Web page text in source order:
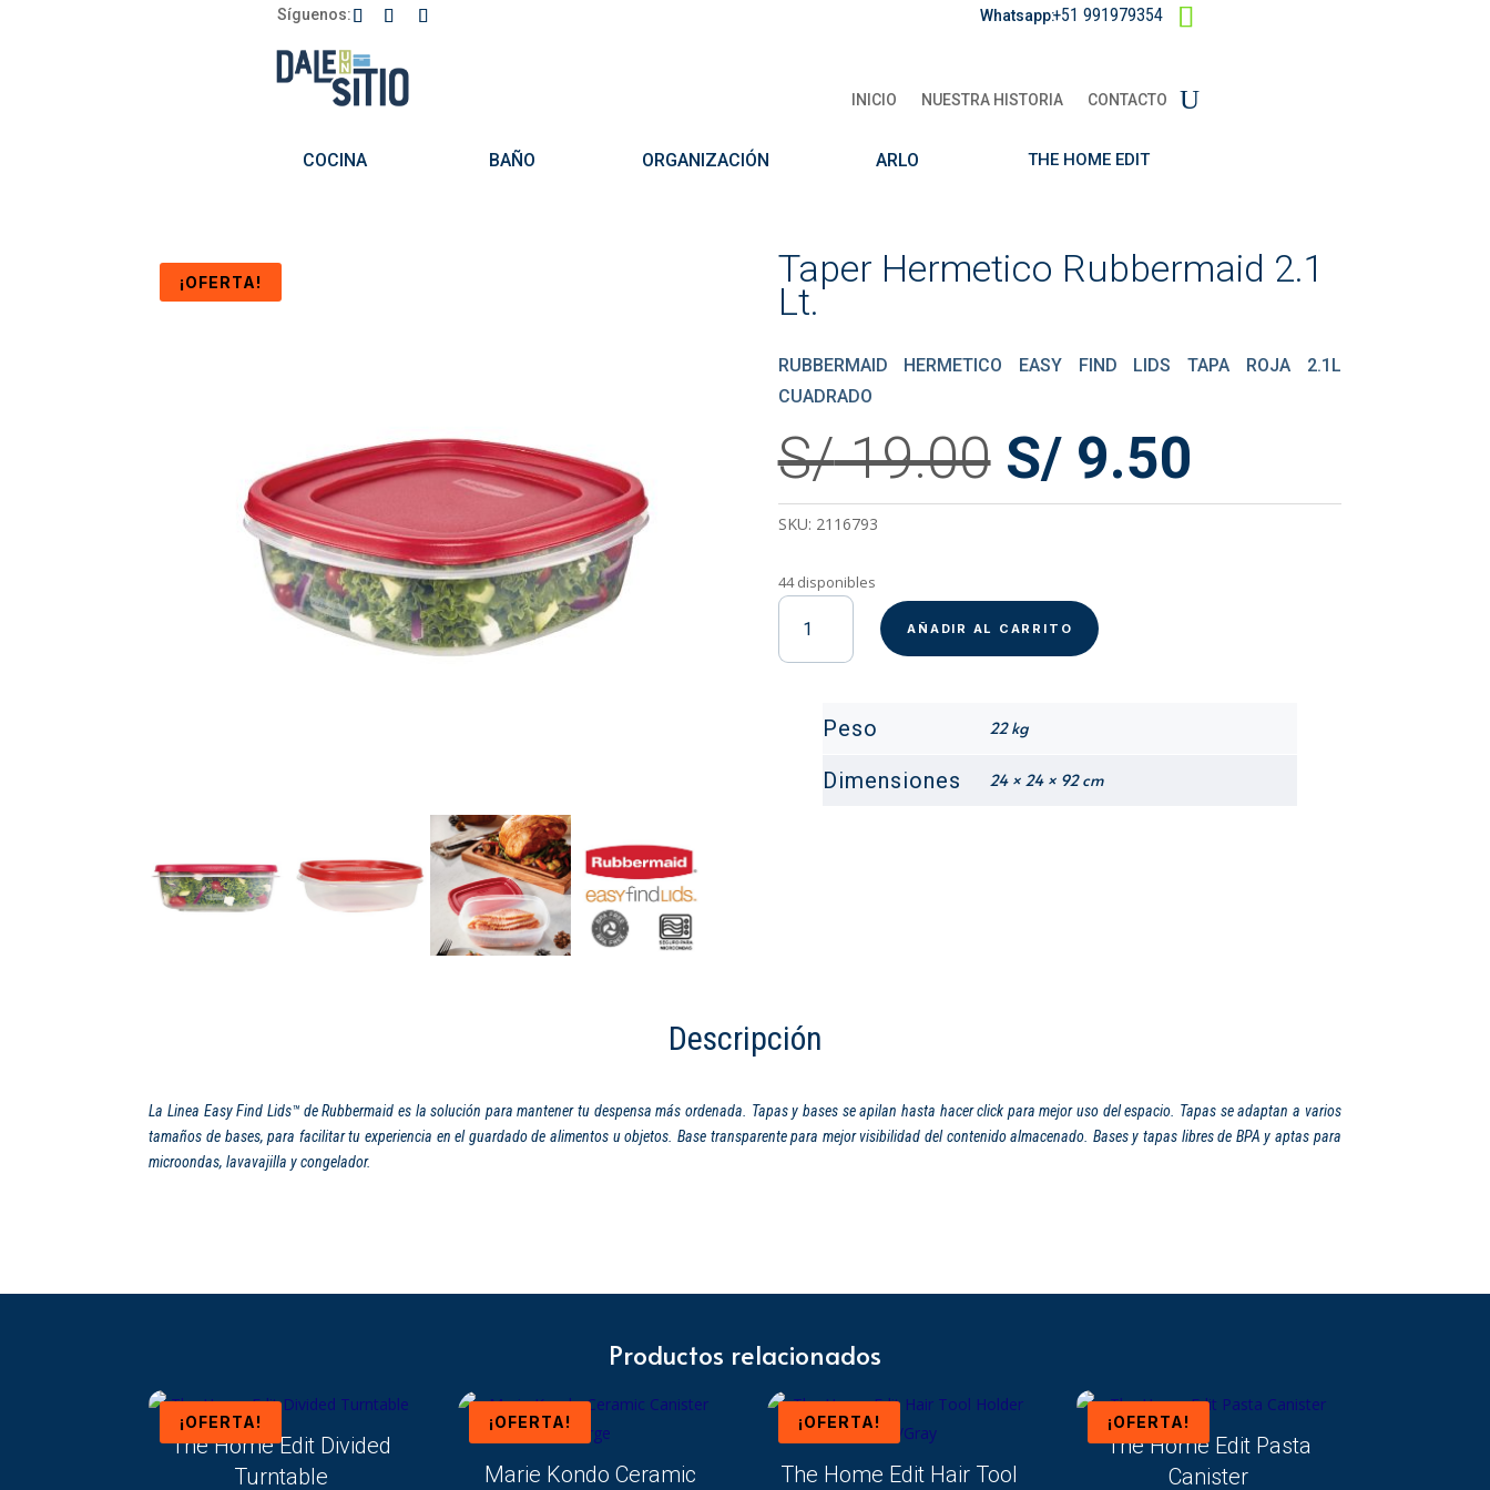
Síguenos: Whatsapp:+51 991979354
INICIO NUESTRA HISTORIA CONTACTO
COCINA BAÑO ORGANIZACIÓN ARLO THE HOME EDIT
¡OFERTA! Taper Hermetico Rubbermaid 2.1
Lt.
RUBBERMAID HERMETICO EASY FIND LIDS TAPA ROJA 2.1L
CUADRADO
S/19.00 El
precio
original
S/9.50
actual
SKU: 2116793
44 disponibles
Taper
Hermetico
Rubbermaid
cantidad
AÑADIR AL CARRITO
Peso 22 kg
Dimensiones 24 × 24 × 92 cm
Descripción
La Linea Easy Find Lids™ de Rubbermaid es la solución para mantener tu despensa más ordenada. Tapas y bases se apilan hasta hacer click para mejor uso del espacio. Tapas se adaptan a varios
tamaños de bases, para facilitar tu experiencia en el guardado de alimentos u objetos. Base transparente para mejor visibilidad del contenido almacenado. Bases y tapas libres de BPA y aptas para
microondas, lavavajilla y congelador.
Productos relacionados
¡OFERTA!
The Home Edit Divided
Turntable
¡OFERTA!
Marie Kondo Ceramic
¡OFERTA!
The Home Edit Hair Tool
¡OFERTA!
The Home Edit Pasta
Canister